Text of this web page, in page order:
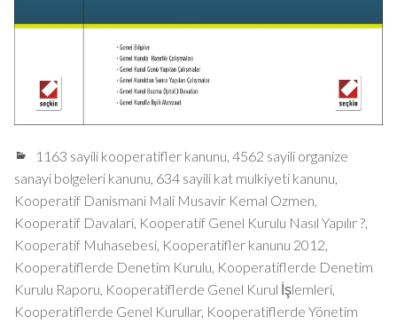
1163 sayili kooperatifler kanunu, 4562 sayili organize
sanayi bolgeleri kanunu, 634 sayili kat mulkiyeti kanunu,
Kooperatif Danismani Mali Musavir Kemal Ozmen,
Kooperatif Davalari, Kooperatif Genel Kurulu Nasıl Yapılır ?,
Kooperatif Muhasebesi, Kooperatifler kanunu 2012,
Kooperatiflerde Denetim Kurulu, Kooperatiflerde Denetim
Kurulu Raporu, Kooperatiflerde Genel Kurul İşlemleri,
Kooperatiflerde Genel Kurullar, Kooperatiflerde Yönetim